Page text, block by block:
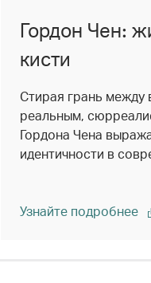
Гордон Чен:
кисти
Стирая грань между
реальным,
Гордона Чена
идентичности в
Узнайте подробнее